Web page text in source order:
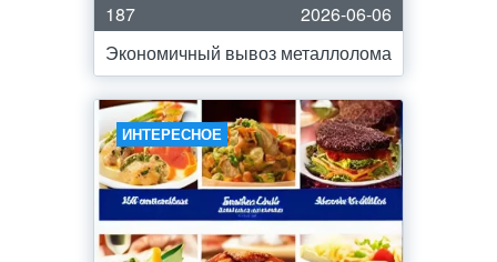
187
2026-06-06
Экономичный вывоз металлолома
ИНТЕРЕСНОЕ